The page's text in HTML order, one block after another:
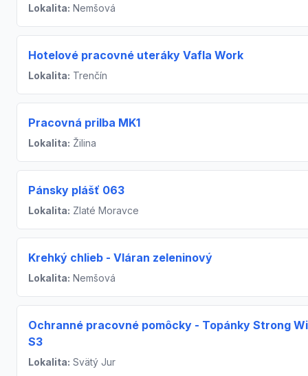
Lokalita: Nemšová
Hotelové pracovné uteráky Vafla Work
Lokalita: Trenčín
Pracovná prilba MK1
Lokalita: Žilina
Pánsky plášť 063
Lokalita: Zlaté Moravce
Krehký chlieb - Vláran zeleninový
Lokalita: Nemšová
Ochranné pracovné pomôcky - Topánky Strong
S3
Lokalita: Svätý Jur